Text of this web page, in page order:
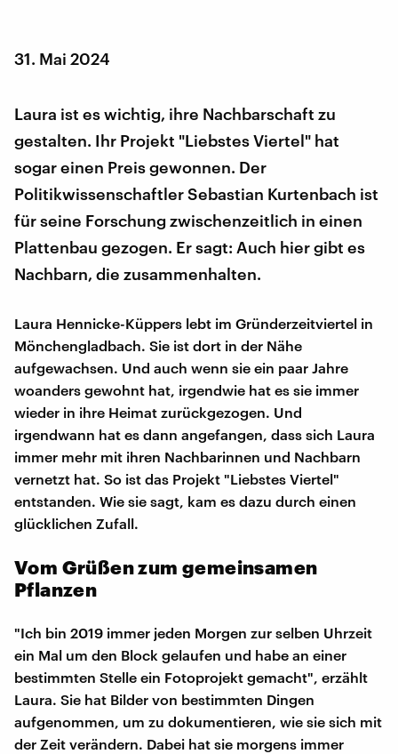
31. Mai 2024
Laura ist es wichtig, ihre Nachbarschaft zu
gestalten. Ihr Projekt "Liebstes Viertel" hat
sogar einen Preis gewonnen. Der
Politikwissenschaftler Sebastian Kurtenbach ist
für seine Forschung zwischenzeitlich in einen
Plattenbau gezogen. Er sagt: Auch hier gibt es
Nachbarn, die zusammenhalten.
Laura Hennicke-Küppers lebt im Gründerzeitviertel in
Mönchengladbach. Sie ist dort in der Nähe
aufgewachsen. Und auch wenn sie ein paar Jahre
woanders gewohnt hat, irgendwie hat es sie immer
wieder in ihre Heimat zurückgezogen. Und
irgendwann hat es dann angefangen, dass sich Laura
immer mehr mit ihren Nachbarinnen und Nachbarn
vernetzt hat. So ist das Projekt "Liebstes Viertel"
entstanden. Wie sie sagt, kam es dazu durch einen
glücklichen Zufall.
Vom Grüßen zum gemeinsamen
Pflanzen
"Ich bin 2019 immer jeden Morgen zur selben Uhrzeit
ein Mal um den Block gelaufen und habe an einer
bestimmten Stelle ein Fotoprojekt gemacht", erzählt
Laura. Sie hat Bilder von bestimmten Dingen
aufgenommen, um zu dokumentieren, wie sie sich mit
der Zeit verändern. Dabei hat sie morgens immer